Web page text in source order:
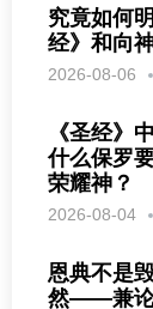
究竟如何
经》和向
2026-08-06
《圣经》
什么保罗
荣耀神？
2026-08-04
恩典不是
然——兼论